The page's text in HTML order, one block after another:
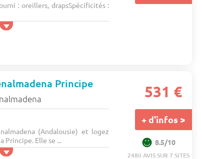
: oreillers, drapsSpécificités :
Principe
(Andalousie) et logez
Principe. Elle se ...
531 €
+ d'infos >
8.5/10
2480 AVIS SUR 7 SITES